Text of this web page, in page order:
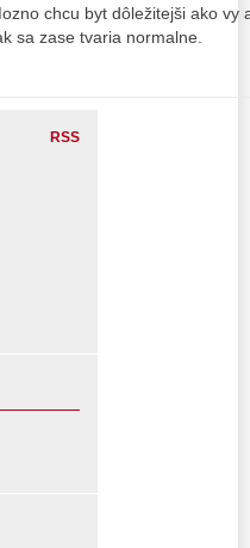
chcu byt dôležitejši ako vy
sa zase tvaria normalne.
RSS